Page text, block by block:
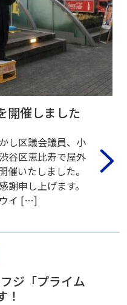
開催しました
し区議会議員、小
谷区恵比寿で屋外
催いたしました。
申し上げます。
イ […]
ジ「プライム
！